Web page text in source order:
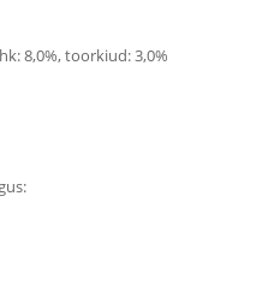
8,0%, toorkiud: 3,0%